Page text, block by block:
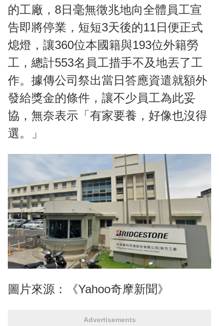
u
t
e
的工廠，8日毫無徵兆地向全體員工宣
告即將停業，短短3天後的11日便正式
熄燈，讓360位本國籍與193位外籍勞
工，總計553名員工措手不及地丟了工
作。據傳公司祭出當日答應資遣就額外
發給獎金的條件，讓不少員工為此妥
協，無奈表示「有家要養，好像也沒得
選。」
圖片來源：《Yahoo奇摩新聞》
Advertisements